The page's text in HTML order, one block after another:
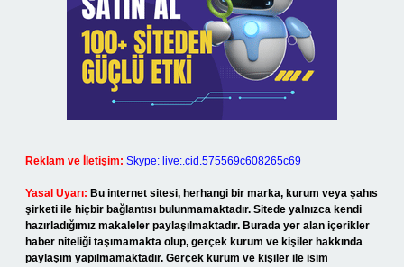
Reklam ve İletişim: Skype: live:.cid.575569c608265c69
Yasal Uyarı: Bu internet sitesi, herhangi bir marka, kurum veya şahıs
şirketi ile hiçbir bağlantısı bulunmamaktadır. Sitede yalnızca kendi
hazırladığımız makaleler paylaşılmaktadır. Burada yer alan içerikler
haber niteliği taşımamakta olup, gerçek kurum ve kişiler hakkında
paylaşım yapılmamaktadır. Gerçek kurum ve kişiler ile isim